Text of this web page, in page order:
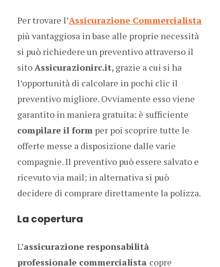
Per trovare l’Assicurazione Commercialista
più vantaggiosa in base alle proprie necessità
si può richiedere un preventivo attraverso il
sitoAssicurazionirc.it, grazie a cui si ha
l’opportunità di calcolare in pochi clic il
preventivo migliore. Ovviamente esso viene
garantito in maniera gratuita: è sufficiente
compilare il form per poi scoprire tutte le
offerte messe a disposizione dalle varie
compagnie. Il preventivo può essere salvato e
ricevuto via mail; in alternativa si può
decidere di comprare direttamente la polizza.
La copertura
L’assicurazione responsabilità
professionale commercialista copre